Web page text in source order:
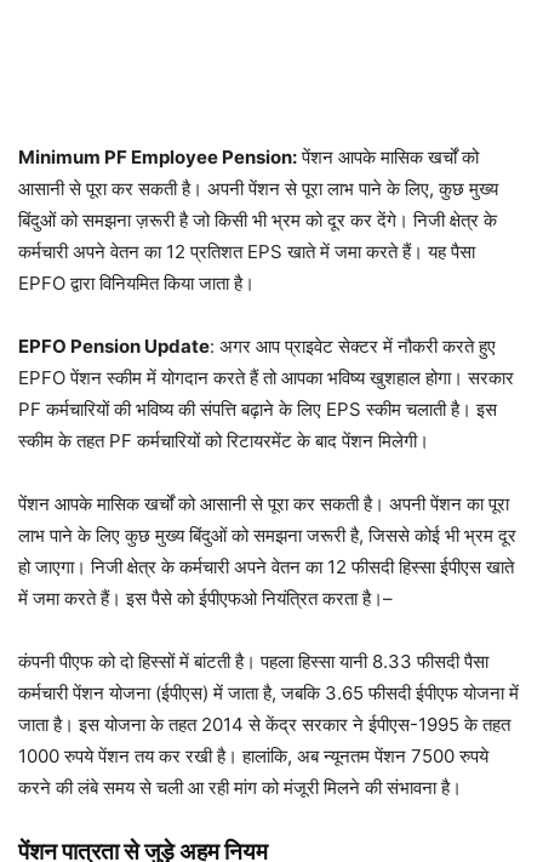
Minimum PF Employee Pension:पेंशन आपके मासिक खर्चों को
आसानी से पूरा कर सकती है। अपनी पेंशन से पूरा लाभ पाने के लिए, कुछ मुख्य
बिंदुओं को समझना ज़रूरी है जो किसी भी भ्रम को दूर कर देंगे। निजी क्षेत्र के
कर्मचारी अपने वेतन का 12 प्रतिशत EPS खाते में जमा करते हैं। यह पैसा
EPFO ​​द्वारा विनियमित किया जाता है।
EPFO Pension Update: अगर आप प्राइवेट सेक्टर में नौकरी करते हुए
EPFO ​​पेंशन स्कीम में योगदान करते हैं तो आपका भविष्य खुशहाल होगा। सरकार
PF कर्मचारियों की भविष्य की संपत्ति बढ़ाने के लिए EPS स्कीम चलाती है। इस
स्कीम के तहत PF कर्मचारियों को रिटायरमेंट के बाद पेंशन मिलेगी।
पेंशन आपके मासिक खर्चों को आसानी से पूरा कर सकती है। अपनी पेंशन का पूरा
लाभ पाने के लिए कुछ मुख्य बिंदुओं को समझना जरूरी है, जिससे कोई भी भ्रम दूर
हो जाएगा। निजी क्षेत्र के कर्मचारी अपने वेतन का 12 फीसदी हिस्सा ईपीएस खाते
में जमा करते हैं। इस पैसे को ईपीएफओ नियंत्रित करता है।–
कंपनी पीएफ को दो हिस्सों में बांटती है। पहला हिस्सा यानी 8.33 फीसदी पैसा
कर्मचारी पेंशन योजना (ईपीएस) में जाता है, जबकि 3.65 फीसदी ईपीएफ योजना में
जाता है। इस योजना के तहत 2014 से केंद्र सरकार ने ईपीएस-1995 के तहत
1000 रुपये पेंशन तय कर रखी है। हालांकि, अब न्यूनतम पेंशन 7500 रुपये
करने की लंबे समय से चली आ रही मांग को मंजूरी मिलने की संभावना है।
पेंशन पात्रता से जुड़े अहम नियम